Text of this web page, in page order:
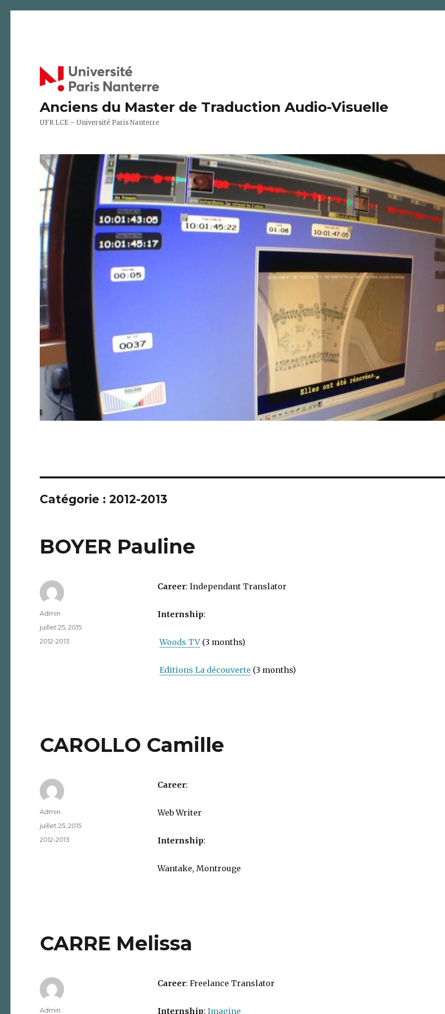
Anciens du Master de Traduction Audio-Visuelle
UFR LCE – Université Paris Nanterre
Catégorie :2012-2013
BOYER Pauline
Career: Independant Translator
Internship:
Woods TV(3 months)
Editions La découverte (3 months)
Auteur
Admin
Publié
juillet 25, 2015
Catégories
2012-2013
CAROLLO Camille
Career:
Web Writer
Internship:
Wantake, Montrouge
Auteur
Admin
Publié
juillet 25, 2015
Catégories
2012-2013
CARRE Melissa
Career: Freelance Translator
Internship: Imagine
Auteur
Admin